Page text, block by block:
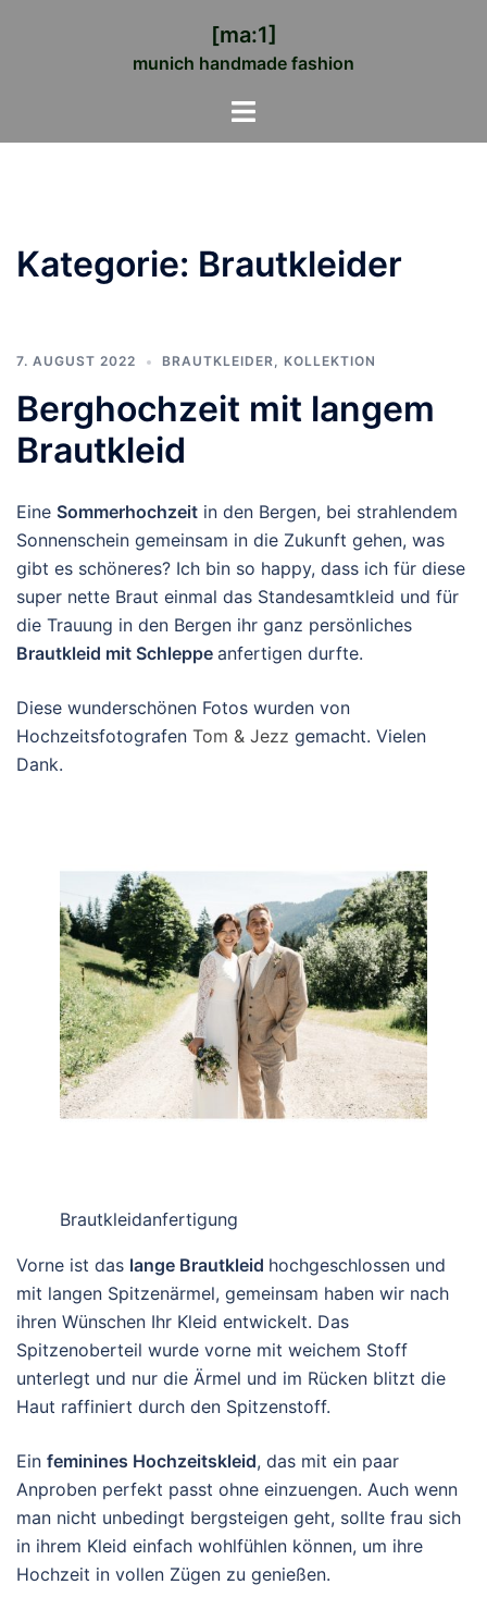
[ma:1]
munich handmade fashion
Menü
Kategorie: Brautkleider
7. AUGUST 2022 BRAUTKLEIDER, KOLLEKTION
Berghochzeit mit langem
Brautkleid
Eine Sommerhochzeit in den Bergen, bei strahlendem
Sonnenschein gemeinsam in die Zukunft gehen, was
gibt es schöneres? Ich bin so happy, dass ich für diese
super nette Braut einmal das Standesamtkleid und für
die Trauung in den Bergen ihr ganz persönliches
Brautkleid mit Schleppe anfertigen durfte.
Diese wunderschönen Fotos wurden von
Hochzeitsfotografen Tom & Jezz gemacht. Vielen
Dank.
Brautkleidanfertigung
Vorne ist das lange Brautkleid hochgeschlossen und
mit langen Spitzenärmel, gemeinsam haben wir nach
ihren Wünschen Ihr Kleid entwickelt. Das
Spitzenoberteil wurde vorne mit weichem Stoff
unterlegt und nur die Ärmel und im Rücken blitzt die
Haut raffiniert durch den Spitzenstoff.
Ein feminines Hochzeitskleid, das mit ein paar
Anproben perfekt passt ohne einzuengen. Auch wenn
man nicht unbedingt bergsteigen geht, sollte frau sich
in ihrem Kleid einfach wohlfühlen können, um ihre
Hochzeit in vollen Zügen zu genießen.